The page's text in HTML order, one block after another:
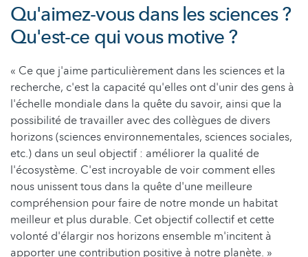
Qu'aimez-vous dans les sciences ?
Qu'est-ce qui vous motive ?
« Ce que j'aime particulièrement dans les sciences et la
recherche, c'est la capacité qu'elles ont d'unir des gens à
l'échelle mondiale dans la quête du savoir, ainsi que la
possibilité de travailler avec des collègues de divers
horizons (sciences environnementales, sciences sociales,
etc.) dans un seul objectif : améliorer la qualité de
l'écosystème. C'est incroyable de voir comment elles
nous unissent tous dans la quête d'une meilleure
compréhension pour faire de notre monde un habitat
meilleur et plus durable. Cet objectif collectif et cette
volonté d'élargir nos horizons ensemble m'incitent à
apporter une contribution positive à notre planète. »